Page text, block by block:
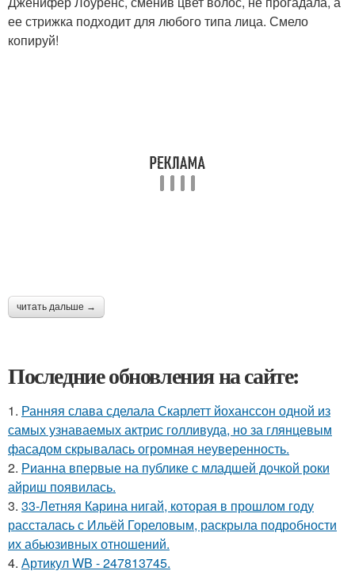
ее стрижка подходит для любого типа лица. Смело
копируй!
читать дальше →
Последние обновления на сайте:
1. Ранняя слава сделала Скарлетт йоханссон одной из
самых узнаваемых актрис голливуда, но за глянцевым
фасадом скрывалась огромная неуверенность.
2. Рианна впервые на публике с младшей дочкой роки
айриш появилась.
3. 33-Летняя Карина нигай, которая в прошлом году
рассталась с Ильёй Гореловым, раскрыла подробности
их абьюзивных отношений.
4. Артикул WB - 247813745.